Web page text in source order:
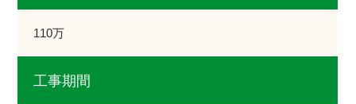
110万
工事期間